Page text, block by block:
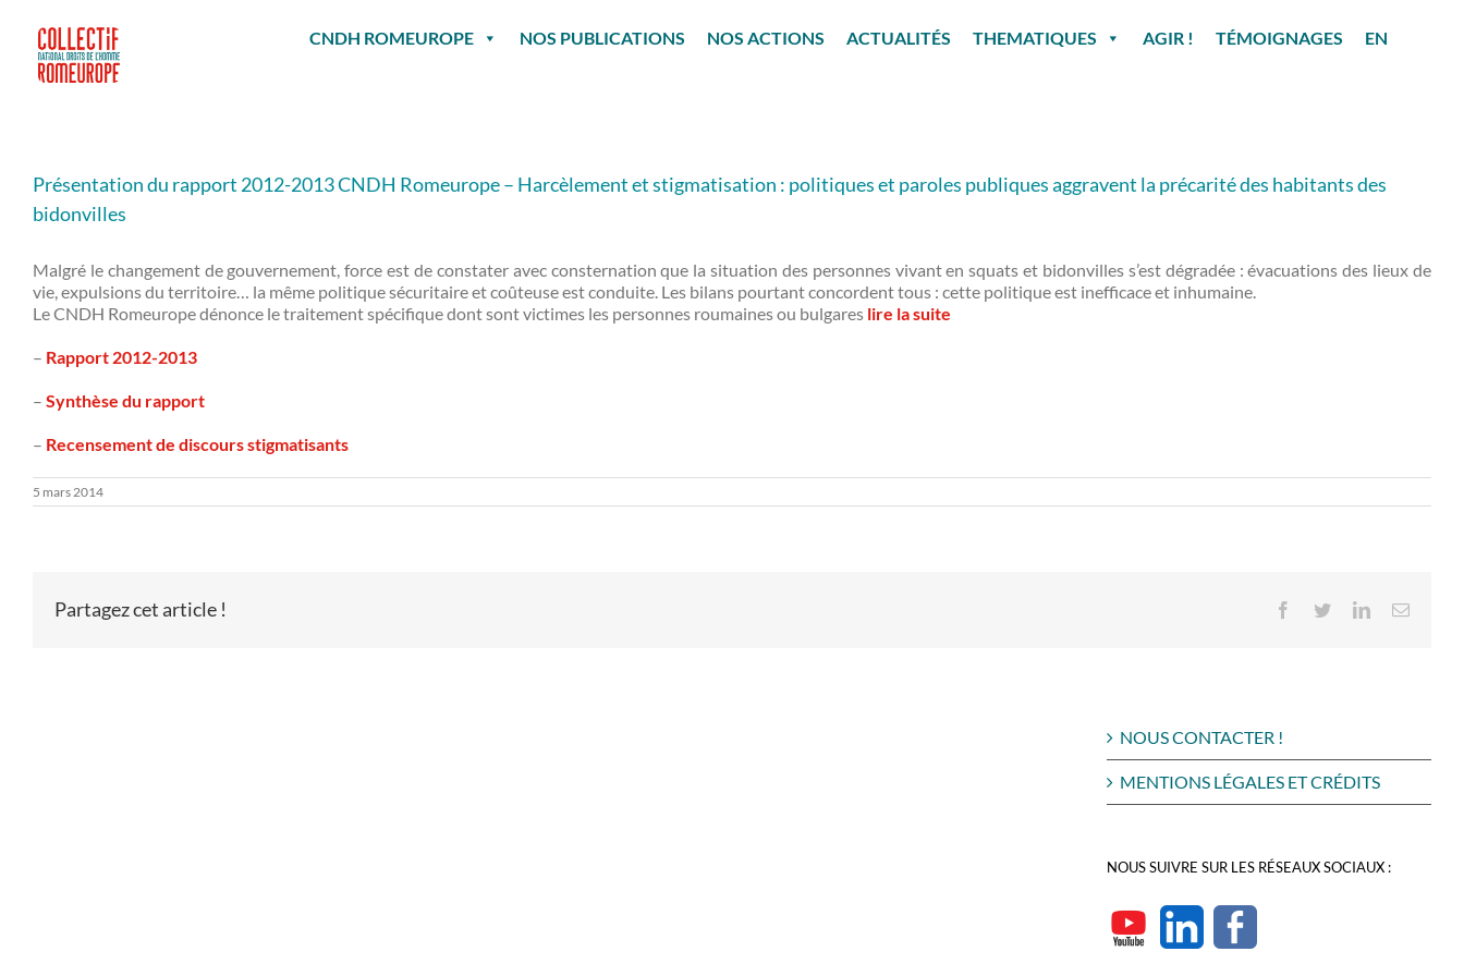
contenu
CNDH ROMEUROPE NOS PUBLICATIONS NOS ACTIONS ACTUALITÉS THEMATIQUES AGIR ! TÉMOIGNAGES EN
Présentation du rapport 2012-2013 CNDH Romeurope – Harcèlement et stigmatisation : politiques et paroles publiques aggravent la précarité des habitants des
bidonvilles
Malgré le changement de gouvernement, force est de constater avec consternation que la situation des personnes vivant en squats et bidonvilles s’est dégradée : évacuations des lieux de
vie, expulsions du territoire… la même politique sécuritaire et coûteuse est conduite. Les bilans pourtant concordent tous : cette politique est inefficace et inhumaine.
Le CNDH Romeurope dénonce le traitement spécifique dont sont victimes les personnes roumaines ou bulgares lire la suite
– Rapport 2012-2013
– Synthèse du rapport
– Recensement de discours stigmatisants
5 mars 2014
Partagez cet article ! Facebook
TwitterLinkedInEmail
NOUS CONTACTER !
MENTIONS LÉGALES ET CRÉDITS
NOUS SUIVRE SUR LES RÉSEAUX SOCIAUX :